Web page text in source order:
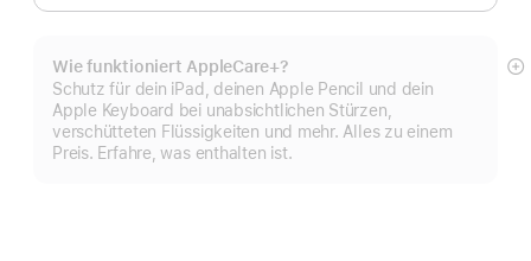
Wie funktioniert AppleCare+?
Schutz für dein iPad, deinen Apple Pencil und dein
Apple Keyboard bei unabsichtlichen Stürzen,
verschütteten Flüssigkeiten und mehr. Alles zu einem
Preis. Erfahre, was enthalten ist.